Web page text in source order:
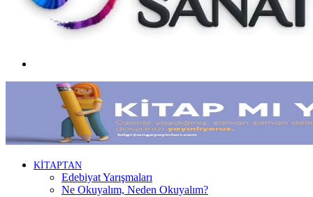
KİTAPTAN
Edebiyat Yarışmaları
Ne Okuyalım, Neden Okuyalım?